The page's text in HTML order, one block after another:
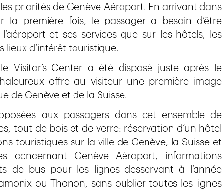
priorités de Genève Aéroport. En arrivant dans
la première fois, le passager a besoin d’être
et ses services que sur les hôtels, les
lieux d’intérêt touristique.
Visitor’s Center a été disposé juste après le
offre au visiteur une première image
de Genève et de la Suisse.
aux passagers dans cet ensemble de
tout de bois et de verre: réservation d’un hôtel
touristiques sur la ville de Genève, la Suisse et
concernant Genève Aéroport, informations
de bus pour les lignes desservant à l’année
ou Thonon, sans oublier toutes les lignes